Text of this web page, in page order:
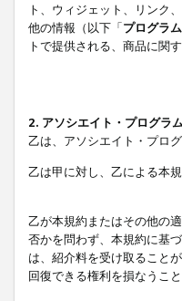
ト、ウィジェット、リンク
他の情報（以下「プログラ
トで提供される、商品に関
2. アソシエイト・プログラ
乙は、アソシエイト・プロ
乙は甲に対し、乙による本
乙が本規約またはその他の
否かを問わず、本規約に基
は、紹介料を受け取ること
回復できる権利を損なうこと